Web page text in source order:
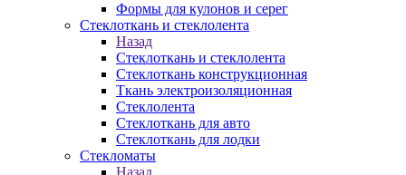
Формы для кулонов и серег
Стеклоткань и стеклолента
Назад
Стеклоткань и стеклолента
Стеклоткань конструкционная
Ткань электроизоляционная
Стеклолента
Стеклоткань для авто
Стеклоткань для лодки
Стекломаты
Назад